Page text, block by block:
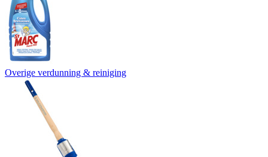
Overige verdunning & reiniging